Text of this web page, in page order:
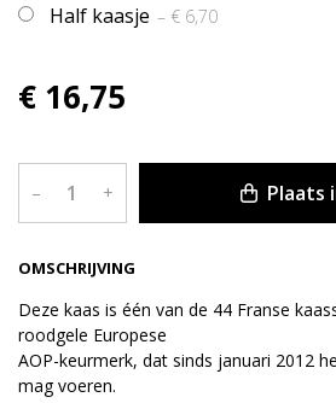
OMSCHRIJVING
Deze kaas is één van de 44 Franse
roodgele Europese
AOP-keurmerk, dat sinds januari 2012
mag voeren.
Half kaasje – € 6,70
€ 16,75
– + Plaats